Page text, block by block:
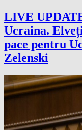
LIVE
Ucraina.
pace pentru
Zelenski